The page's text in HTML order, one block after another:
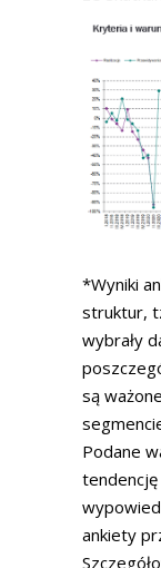
*Wyniki
struktur,
wybrały
są
Podane
tendencję
ankiety